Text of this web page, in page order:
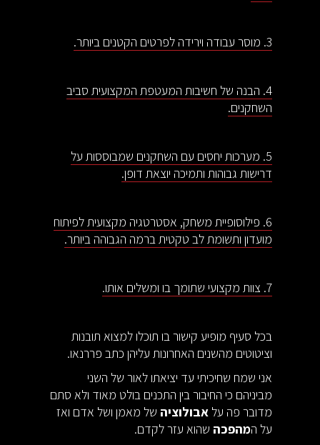
3. מוסר עבודה וירידה לפרטים הקטנים ביותר.
4. הבנה של חשיבות המעטפת המקצועית סביב
השחקנים.
5. מערכות יחסים עם השחקנים שמבוססות על
דרישות גבוהות ותמיכה יוצאת דופן.
6. פילוסופיית משחק, אסטרטגיה מקצועית לפיתוח
מועדון ותשומת לב טקטית ברמה הגבוהה ביותר.
7. צוות מקצועי שתומך בו ומשלים אותו.
בכל סעיף מופיע קישור בו תוכלו למצוא תובנות
וציטוטים מהשנים האחרונות עליהן כתב פררנאו.
אני שמח שחיכיתי עד יציאתו לאור של השני
מביניהם כי החיבור בין התכנים בולט מאוד ולא סתם
מדובר פה עלאבולוציה של מאמן ושל אדם ואז
על המהפכה שהוא עזר לקדם.